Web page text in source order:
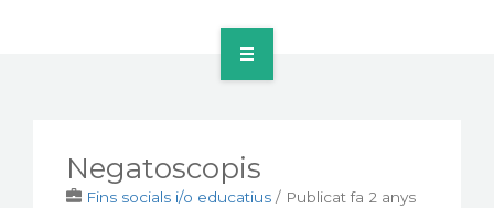
EINES PER EMPRESES
Negatoscopis
Fins socials i/o educatius / Publicat fa 2 anys